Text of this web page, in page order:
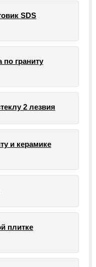
SDS
по граниту
2 лезвия
и керамике
плитке